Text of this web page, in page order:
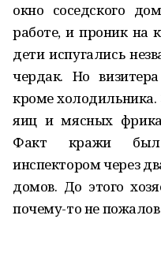
окно соседского
работе, и проник на
дети испугались
чердак. Но
кроме
яиц и мясных
Факт кражи был
инспектором через
домов. До этого
почему-то не